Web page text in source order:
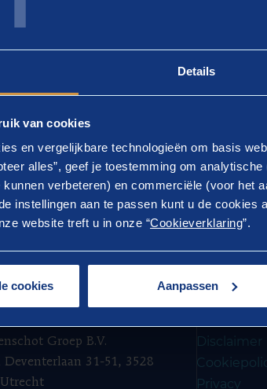
Details
van cookies
en vergelijkbare technologieën om basis
alles”, geef je toestemming om
verbeteren) en commerciële (voor het
instellingen aan te passen kunt u de cookies
website treft u in onze “Cookieverklaring”.
cookies Aanpassen
2024
Groep B.V.
Deventerlaan 31-51, 3528
Disclaimer
Privacy